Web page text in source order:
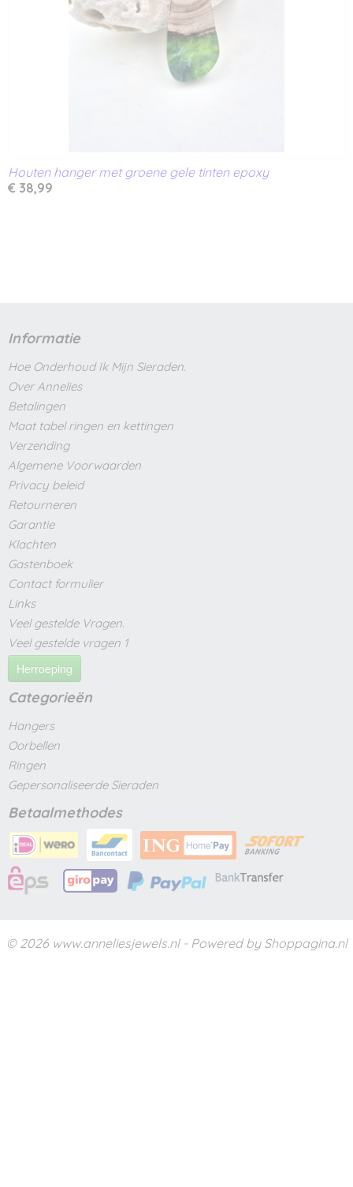
Houten hanger met groene gele tinten epoxy
€ 38,99
Informatie
Hoe Onderhoud Ik Mijn Sieraden.
Over Annelies
Betalingen
Maat tabel ringen en kettingen
Verzending
Algemene Voorwaarden
Privacy beleid
Retourneren
Garantie
Klachten
Gastenboek
Contact formulier
Links
Veel gestelde Vragen.
Veel gestelde vragen 1
Herroeping
Categorieën
Hangers
Oorbellen
Ringen
Gepersonaliseerde Sieraden
Betaalmethodes
© 2026 www.anneliesjewels.nl - Powered by Shoppagina.nl